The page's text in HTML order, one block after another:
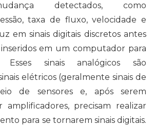
detectados, como
taxa de fluxo, velocidade e
em sinais digitais discretos antes
em um computador para
Esses sinais analógicos são
elétricos (geralmente sinais de
de sensores e, após serem
amplificadores, precisam realizar
para se tornarem sinais digitais.